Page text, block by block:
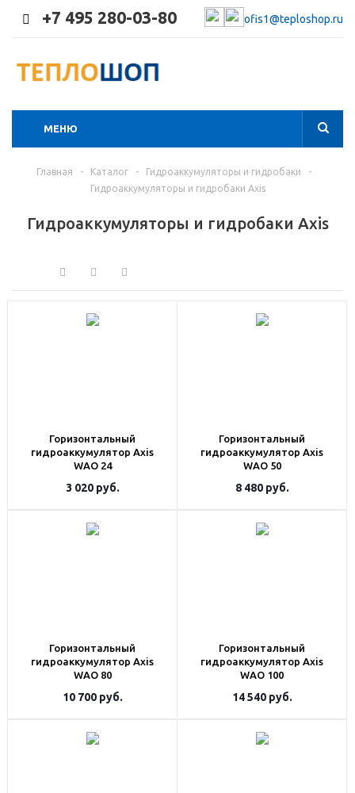
+7 495 280-03-80 ofis1@teploshop.ru
МЕНЮ
Главная - Каталог - Гидроаккумуляторы и гидробаки
-
Гидроаккумуляторы и гидробаки Axis
Гидроаккумуляторы и гидробаки Axis
Горизонтальный
гидроаккумулятор Axis
WAO 24
3 020руб.
Горизонтальный
гидроаккумулятор Axis
WAO 50
8 480руб.
Горизонтальный
гидроаккумулятор Axis
WAO 80
10 700руб.
Горизонтальный
гидроаккумулятор Axis
WAO 100
14 540руб.